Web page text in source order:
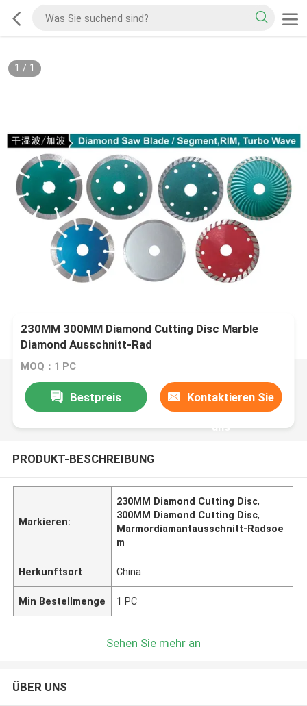
1 / 1
230MM 300MM Diamond Cutting Disc Marble
Diamond Ausschnitt-Rad
MOQ：1 PC
Bestpreis Kontaktieren Sie
uns
PRODUKT-BESCHREIBUNG
Markieren:
230MM Diamond Cutting Disc,
300MM Diamond Cutting Disc,
Marmordiamantausschnitt-Radsoe
m
Herkunftsort China
Min Bestellmenge 1 PC
Sehen Sie mehr an
ÜBER UNS